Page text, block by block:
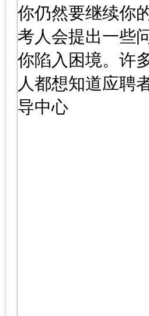
你仍然要继续
考人会提出一些
你陷入困境。许
人都想知道应聘
导中心